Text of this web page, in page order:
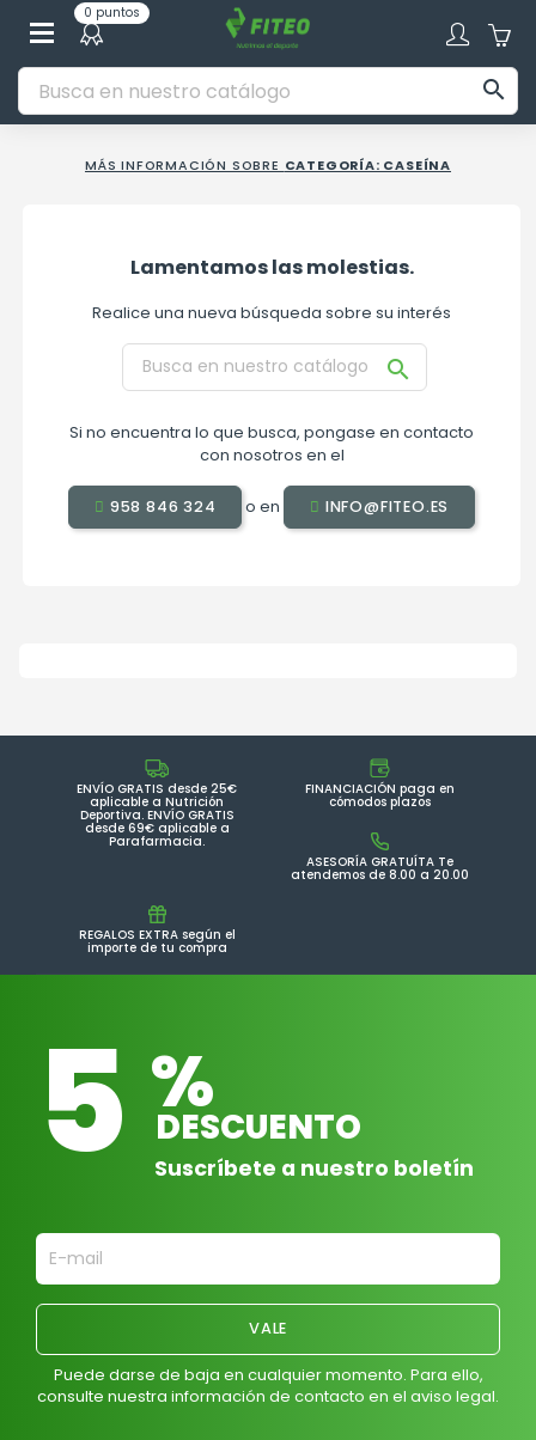
0 puntos

MÁS INFORMACIÓN SOBRE CATEGORÍA: CASEÍNA
Lamentamos las molestias.
Realice una nueva búsqueda sobre su interés

Si no encuentra lo que busca, pongase en contacto
con nosotros en el
958 846 324 o en INFO@FITEO.ES
ENVÍO GRATIS desde 25€
aplicable a Nutrición
Deportiva. ENVÍO GRATIS
desde 69€ aplicable a
Parafarmacia.
FINANCIACIÓN paga en
cómodos plazos
ASESORÍA GRATUÍTA Te
atendemos de 8.00 a 20.00
REGALOS EXTRA según el
importe de tu compra
5 %
DESCUENTO
Suscríbete a nuestro boletín
Puede darse de baja en cualquier momento. Para ello,
consulte nuestra información de contacto en el aviso legal.